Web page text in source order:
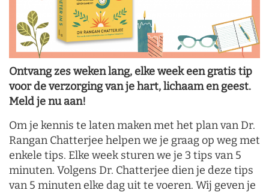
Ontvang zes weken lang, elke week een gratis tip
voor de verzorging van je hart, lichaam en geest.
Meld je nu aan!
Om je kennis te laten maken met het plan van Dr.
Rangan Chatterjee helpen we je graag op weg met
enkele tips. Elke week sturen we je 3 tips van 5
minuten. Volgens Dr. Chatterjee dien je deze tips
van 5 minuten elke dag uit te voeren. Wij geven je